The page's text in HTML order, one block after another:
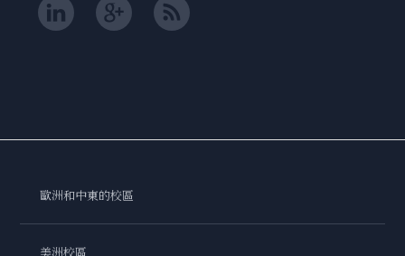
歐洲和中東的校區
美洲校區